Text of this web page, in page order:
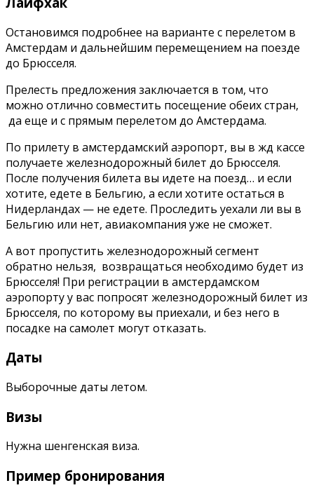
Остановимся подробнее на варианте с перелетом в
Амстердам и дальнейшим перемещением на поезде
до Брюсселя.
Прелесть предложения заключается в том, что
можно отлично совместить посещение обеих стран,
да еще и с прямым перелетом до Амстердама.
По прилету в амстердамский аэропорт, вы в жд кассе
получаете железнодорожный билет до Брюсселя.
После получения билета вы идете на поезд… и если
хотите, едете в Бельгию, а если хотите остаться в
Нидерландах — не едете. Проследить уехали ли вы в
Бельгию или нет, авиакомпания уже не сможет.
А вот пропустить железнодорожный сегмент
обратно нельзя, возвращаться необходимо будет из
Брюсселя! При регистрации в амстердамском
аэропорту у вас попросят железнодорожный билет из
Брюсселя, по которому вы приехали, и без него в
посадке на самолет могут отказать.
Даты
Выборочные даты летом.
Визы
Нужна шенгенская виза.
Пример бронирования